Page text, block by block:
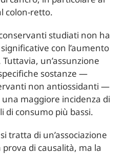
colon-retto.
studiati non ha
con l’aumento
un’assunzione
sostanze —
non antiossidanti —
maggiore incidenza di
di consumo più bassi.
tratta di un’associazione
di causalità, ma la